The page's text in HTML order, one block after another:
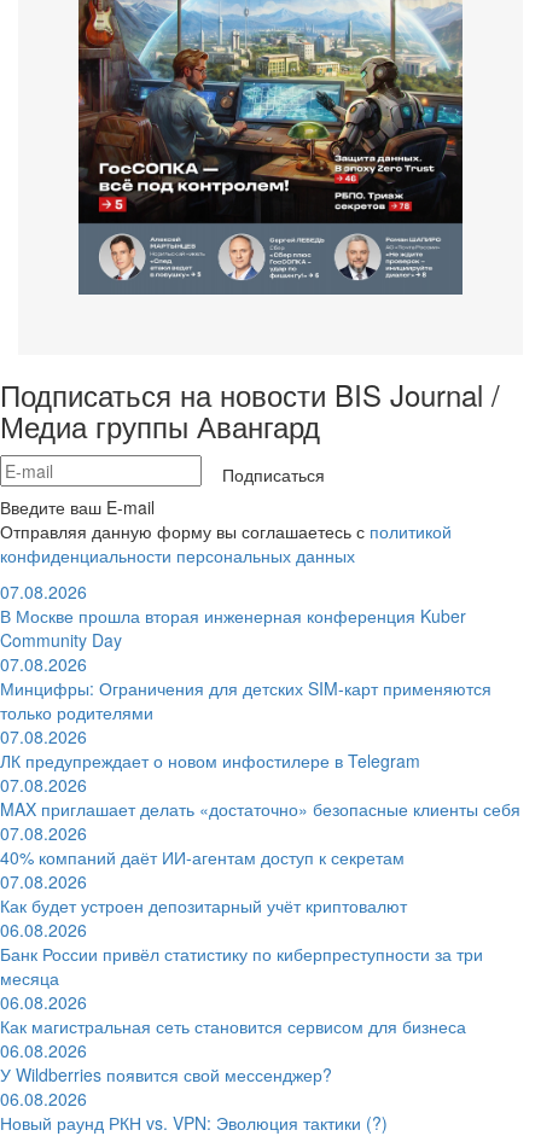
Подписаться на новости BIS Journal /
Медиа группы Авангард
Подписаться
Введите ваш E-mail
Отправляя данную форму вы соглашаетесь с политикой
конфиденциальности персональных данных
07.08.2026
В Москве прошла вторая инженерная конференция Kuber
Community Day
07.08.2026
Минцифры: Ограничения для детских SIM-карт применяются
только родителями
07.08.2026
ЛК предупреждает о новом инфостилере в Telegram
07.08.2026
MAX приглашает делать «достаточно» безопасные клиенты себя
07.08.2026
40% компаний даёт ИИ‑агентам доступ к секретам
07.08.2026
Как будет устроен депозитарный учёт криптовалют
06.08.2026
Банк России привёл статистику по киберпреступности за три
месяца
06.08.2026
Как магистральная сеть становится сервисом для бизнеса
06.08.2026
У Wildberries появится свой мессенджер?
06.08.2026
Новый раунд РКН vs. VPN: Эволюция тактики (?)